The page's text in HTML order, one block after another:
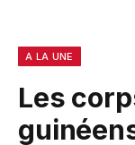
A LA UNE
Les